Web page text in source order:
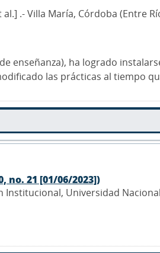
.- Villa María, Córdoba (Entre
enseñanza), ha logrado
las prácticas al tiempo
no. 21 [01/06/2023])
Institucional, Universidad